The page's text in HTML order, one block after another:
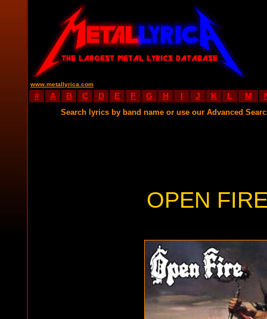
www.metallyrica.com
# A B C D E F G H I J K L M
Search lyrics by band name or use our Advanced
OPEN